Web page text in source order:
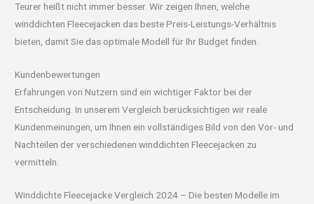
Teurer heißt nicht immer besser. Wir zeigen Ihnen, welche
winddichten Fleecejacken das beste Preis-Leistungs-Verhältnis
bieten, damit Sie das optimale Modell für Ihr Budget finden.
Kundenbewertungen
Erfahrungen von Nutzern sind ein wichtiger Faktor bei der
Entscheidung. In unserem Vergleich berücksichtigen wir reale
Kundenmeinungen, um Ihnen ein vollständiges Bild von den Vor- und
Nachteilen der verschiedenen winddichten Fleecejacken zu
vermitteln.
Winddichte Fleecejacke Vergleich 2024 – Die besten Modelle im